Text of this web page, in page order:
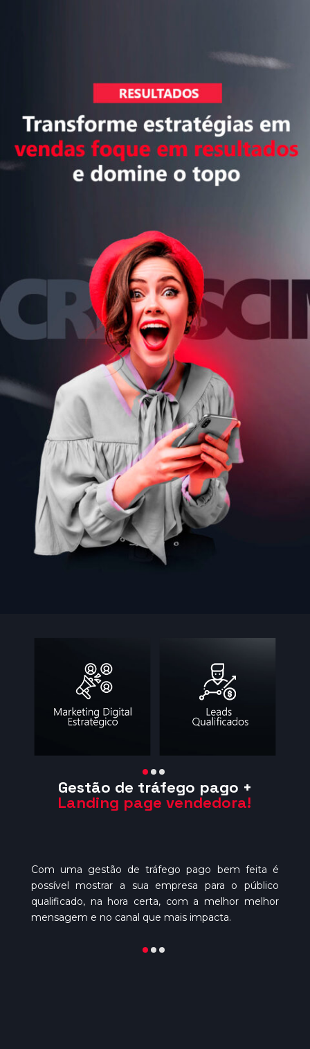
Gestão de tráfego pago +
Landing page vendedora!
Com uma gestão de tráfego pago bem feita é
possível mostrar a sua empresa para o público
qualificado, na hora certa, com a melhor melhor
mensagem e no canal que mais impacta.